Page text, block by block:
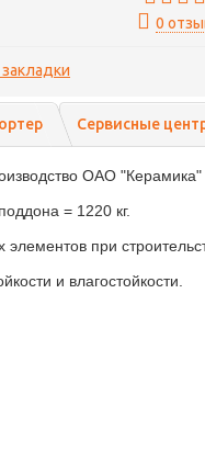
0
Сервисные
ОАО "Керамика"
= 1220 кг.
при
и влагостойкости.